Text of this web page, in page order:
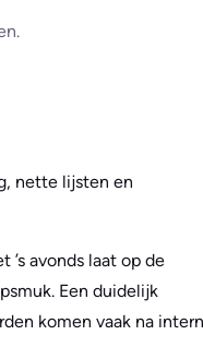
nette lijsten en
avonds laat op de
Een duidelijk
komen vaak na intern